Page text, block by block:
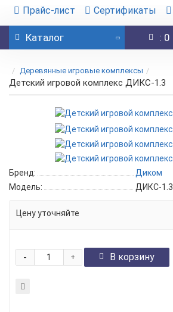
Прайс-лист Сертификаты
Каталог : 0
Деревянные игровые комплексы
Детский игровой комплекс ДИКС-1.3
Бренд:
Диком
Модель:
ДИКС-1.3
Цену уточняйте
+
- В корзину